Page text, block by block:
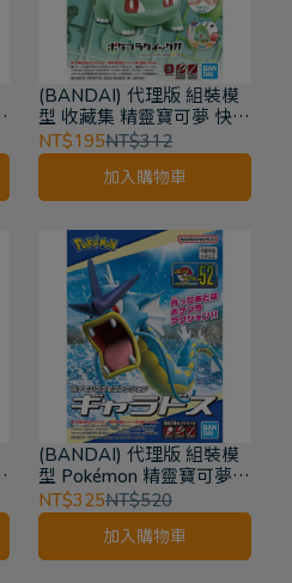
(BANDAI) 代理版 組裝模
型 收藏集 精靈寶可夢 快組
版!! 妙蛙種子 #13
NT$195NT$312
加入購物車
(BANDAI) 代理版 組裝模
型 Pokémon 精靈寶可夢
收藏集 精選系列 暴鯉龍
52
NT$325NT$520
加入購物車